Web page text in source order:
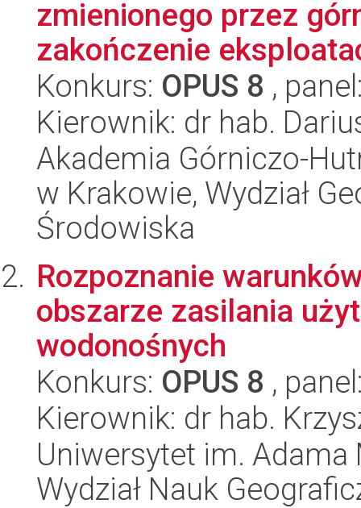
zmienionego przez
zakończenie
Konkurs: OPUS 8 ,
Kierownik: dr hab.
Akademia Górniczo-
w Krakowie, Wydział
Środowiska
Rozpoznanie
obszarze zasilania
wodonośnych
Konkurs: OPUS 8 ,
Kierownik: dr hab.
Uniwersytet im.
Wydział Nauk